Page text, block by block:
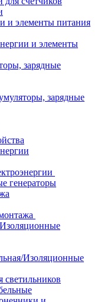
и элементы питания
и элементы
зарядные
зарядные
генераторы
Изоляционные
светильников